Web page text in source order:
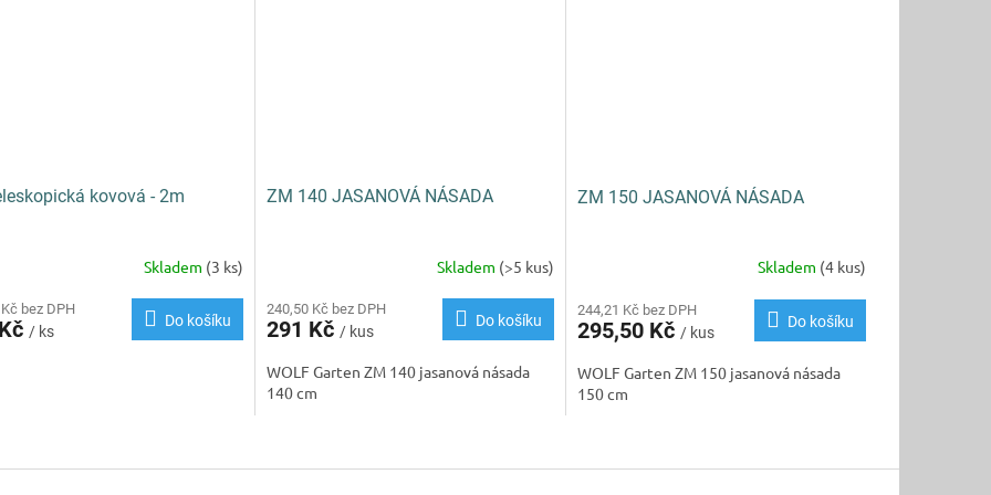
kovová - 2m
Skladem (3 ks)
bez DPH
/ ks
Do košíku
ZM 140 JASANOVÁ NÁSADA
Skladem (>5 kus)
240,50 Kč bez DPH
291 Kč / kus
Do košíku
WOLF Garten ZM 140 jasanová násada
140 cm
ZM 150 JASANOVÁ NÁSADA
Skladem (4 kus)
244,21 Kč bez DPH
295,50 Kč / kus
Do košíku
WOLF Garten ZM 150 jasanová násada
150 cm
v